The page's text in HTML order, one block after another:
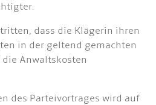
dass die Klägerin ihren
in der geltend gemachten
Anwaltskosten
des Parteivortrages wird auf